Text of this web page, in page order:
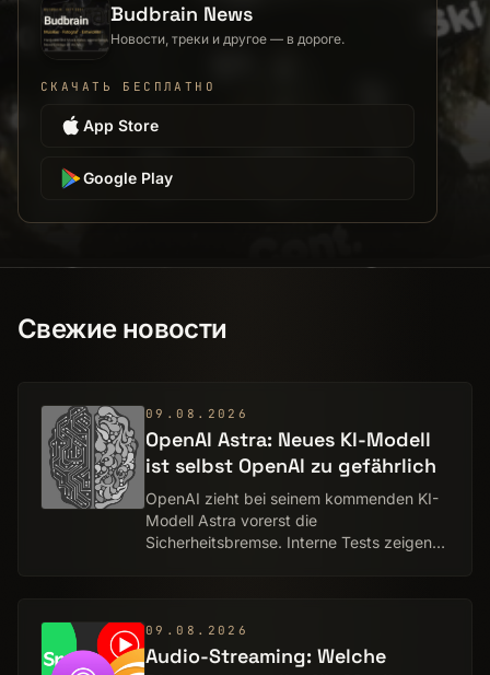
Budbrain News
Новости, треки и другое — в дороге.
СКАЧАТЬ БЕСПЛАТНО
App Store
Google Play
Свежие новости
09.08.2026
OpenAI Astra: Neues KI-Modell
ist selbst OpenAI zu gefährlich
OpenAI zieht bei seinem kommenden KI-
Modell Astra vorerst die
Sicherheitsbremse. Interne Tests zeigen
09.08.2026
Audio-Streaming: Welche